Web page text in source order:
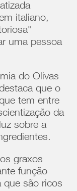
italiano,
uma pessoa
do Olivas
que o
tem entre
da
sobre a
graxos
função
que são ricos